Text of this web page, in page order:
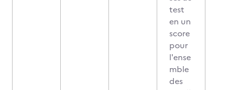
test
en un
score
pour
l'ense
mble
des